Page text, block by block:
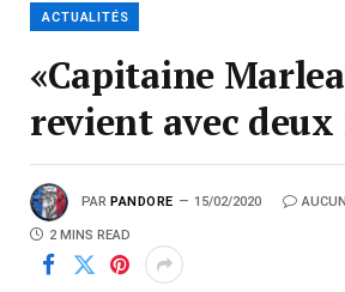
ACTUALITÉS
«Capitaine
revient avec
PAR PANDORE 15/02/2020
2 MINS READ